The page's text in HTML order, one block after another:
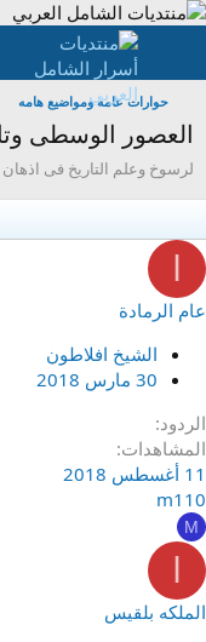
حوارات عامه ومواضيع هامه
العصور الوسطى
لرسوخ وعلم التاريخ فى
عام الرمادة
الشيخ افلاطون
30 مارس 2018
الردود
المشاهدات
11 أغسطس 2018
m110
M
الملكه بلقيس